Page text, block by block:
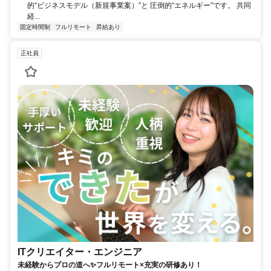
的“ビジネスモデル（新規事業案）”と 圧倒的“エネルギー”です。 共同
経...
固定時間制 フルリモート 昇給あり
正社員
ITクリエイター・エンジニア
未経験からプロの道へ✨フルリモート×充実の研修あり！